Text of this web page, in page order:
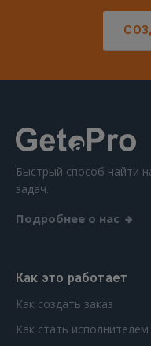
Быстрый способ найти
задач.
Подробнее о нас
Как это работает
Как создать заказ
Как стать исполнителем